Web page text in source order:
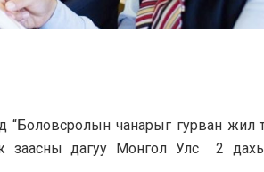
“Боловсролын чанарыг гурван жил
заасны дагуу Монгол Улс 2